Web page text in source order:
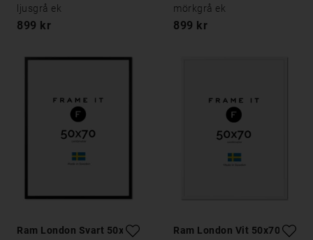
ljusgrå ek
899 kr
mörkgrå ek
899 kr
Ram London Svart 50x70
Ram London Vit 50x70